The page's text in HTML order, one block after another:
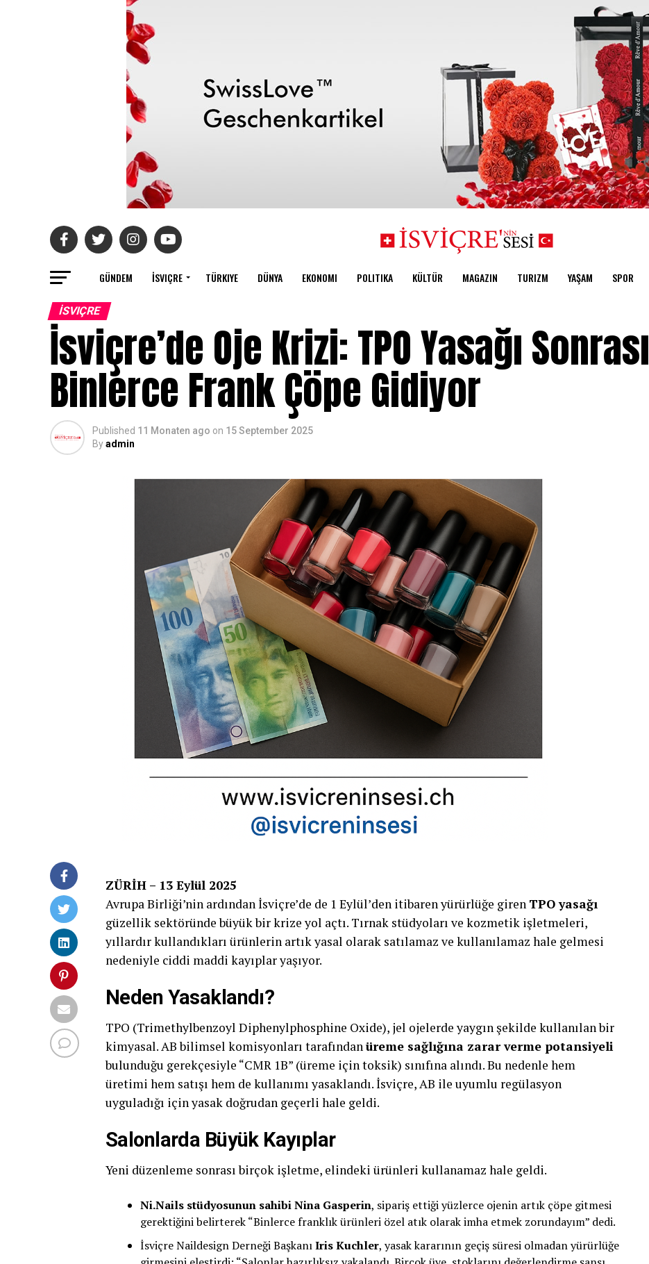
GÜNDEM İSVIÇRE TÜRKIYE DÜNYA EKONOMI POLITIKA KÜLTÜR MAGAZIN TURIZM YAŞAM SPOR
İSVIÇRE
İsviçre’de Oje Krizi: TPO Yasağı Sonrası
Binlerce Frank Çöpe Gidiyor
Published 11 Monaten ago on 15 September 2025
Byadmin
ZÜRİH – 13 Eylül 2025
Avrupa Birliği’nin ardından İsviçre’de de 1 Eylül’den itibaren yürürlüğe giren TPO yasağı
güzellik sektöründe büyük bir krize yol açtı. Tırnak stüdyoları ve kozmetik işletmeleri,
yıllardır kullandıkları ürünlerin artık yasal olarak satılamaz ve kullanılamaz hale gelmesi
nedeniyle ciddi maddi kayıplar yaşıyor.
Neden Yasaklandı?
TPO (Trimethylbenzoyl Diphenylphosphine Oxide), jel ojelerde yaygın şekilde kullanılan bir
kimyasal. AB bilimsel komisyonları tarafındanüreme sağlığına zarar verme potansiyeli
bulunduğu gerekçesiyle “CMR 1B” (üreme için toksik) sınıfına alındı. Bu nedenle hem
üretimi hem satışı hem de kullanımı yasaklandı. İsviçre, AB ile uyumlu regülasyon
uyguladığı için yasak doğrudan geçerli hale geldi.
Salonlarda Büyük Kayıplar
Yeni düzenleme sonrası birçok işletme, elindeki ürünleri kullanamaz hale geldi.
Ni.Nails stüdyosunun sahibi Nina Gasperin, sipariş ettiği yüzlerce ojenin artık çöpe gitmesi
gerektiğini belirterek “Binlerce franklık ürünleri özel atık olarak imha etmek zorundayım” dedi.
İsviçre Naildesign Derneği BaşkanıIris Kuchler, yasak kararının geçiş süresi olmadan yürürlüğe